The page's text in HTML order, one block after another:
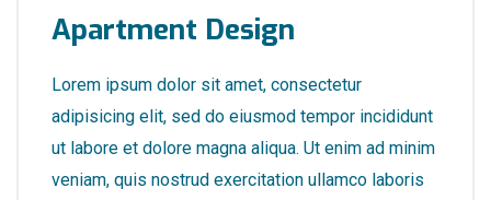
Apartment Design
Lorem ipsum dolor sit amet, consectetur
adipisicing elit, sed do eiusmod tempor incididunt
ut labore et dolore magna aliqua. Ut enim ad minim
veniam, quis nostrud exercitation ullamco laboris